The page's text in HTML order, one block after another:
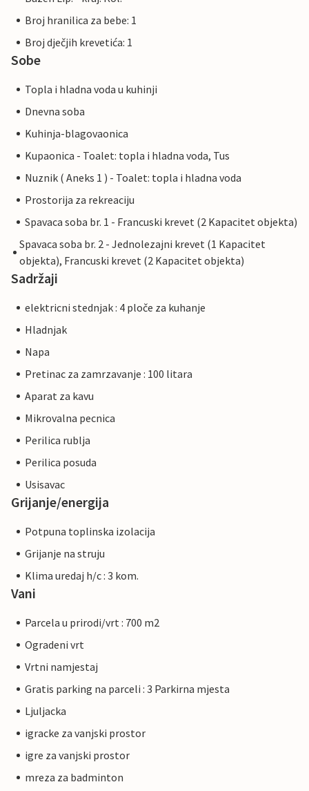
Broj hranilica za bebe: 1
Broj dječjih krevetića: 1
Sobe
Topla i hladna voda u kuhinji
Dnevna soba
Kuhinja-blagovaonica
Kupaonica - Toalet: topla i hladna voda, Tus
Nuznik ( Aneks 1 ) - Toalet: topla i hladna voda
Prostorija za rekreaciju
Spavaca soba br. 1 - Francuski krevet (2 Kapacitet objekta)
Spavaca soba br. 2 - Jednolezajni krevet (1 Kapacitet
objekta), Francuski krevet (2 Kapacitet objekta)
Sadržaji
elektricni stednjak : 4 ploče za kuhanje
Hladnjak
Napa
Pretinac za zamrzavanje : 100 litara
Aparat za kavu
Mikrovalna pecnica
Perilica rublja
Perilica posuda
Usisavac
Grijanje/energija
Potpuna toplinska izolacija
Grijanje na struju
Klima uredaj h/c : 3 kom.
Vani
Parcela u prirodi/vrt : 700 m2
Ogradeni vrt
Vrtni namjestaj
Gratis parking na parceli : 3 Parkirna mjesta
Ljuljacka
igracke za vanjski prostor
igre za vanjski prostor
mreza za badminton